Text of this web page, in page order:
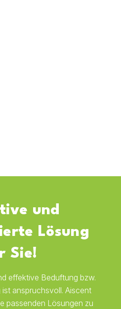
und
Lösung
Sie!
effektive Beduftung bzw.
anspruchsvoll. Aiscent
passenden Lösungen zu